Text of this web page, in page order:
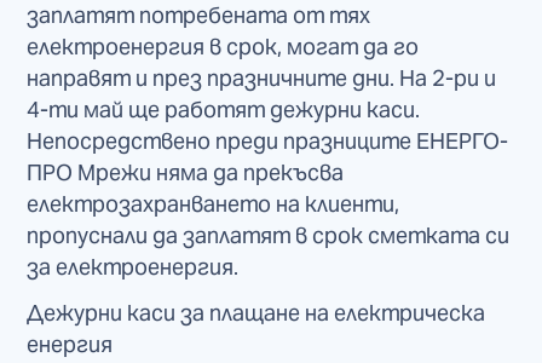
заплатят потребената от тях
електроенергия в срок, могат да го
направят и през празничните дни. На 2-ри и
4-ти май ще работят дежурни каси.
Непосредствено преди празниците ЕНЕРГО-
ПРО Мрежи няма да прекъсва
електрозахранването на клиенти,
пропуснали да заплатят в срок сметката си
за електроенергия.
Дежурни каси за плащане на електрическа
енергия